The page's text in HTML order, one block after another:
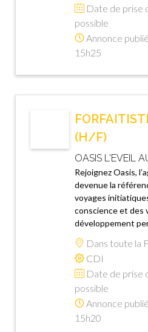
Date de prise
possible
Annonce
15h25
(H/F)
OASIS L'EVEIL
Rejoignez Oasis,
devenue la
voyages
conscience et des
développement
Dans toute la
CDI
Date de prise
possible
Annonce
15h20